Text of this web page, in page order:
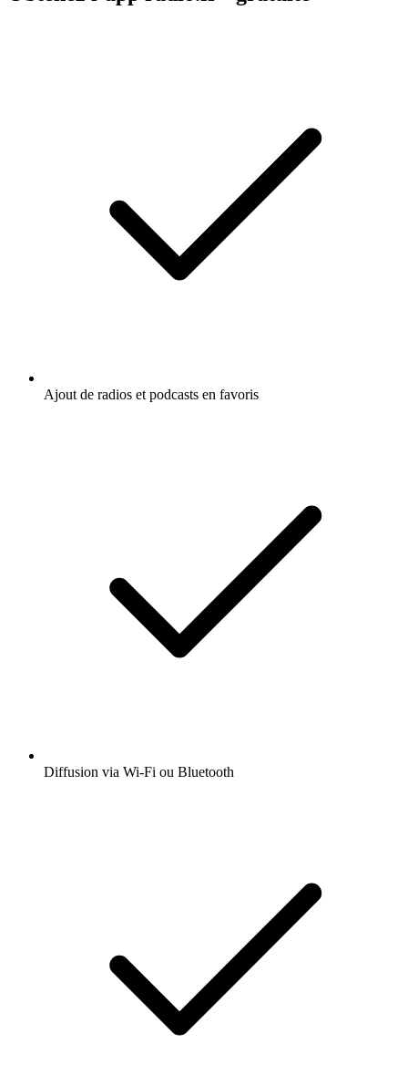
Ajout de radios et podcasts en favoris
Diffusion via Wi-Fi ou Bluetooth